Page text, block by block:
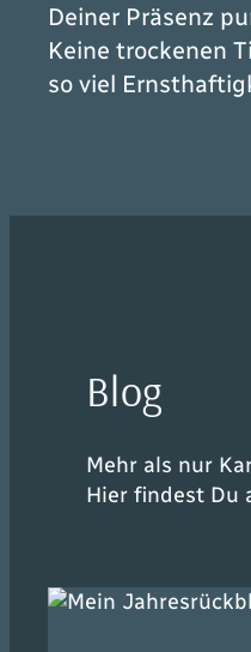
Deiner Präsenz
Keine trockenen
so viel
Blog
Mehr als nur
Hier findest Du